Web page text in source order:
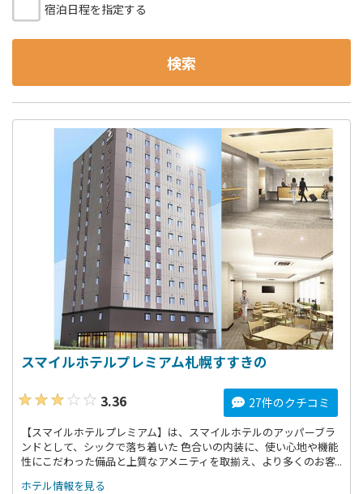
宿泊日程を指定する
検索
スマイルホテルプレミアム札幌すすきの
3.36
27件のクチコミ
【スマイルホテルプレミアム】は、スマイルホテルのアッパーブラ
ンドとして、シックで落ち着いた 色合いの内装に、使い心地や機能
性にこだわった備品と上質なアメニティを取揃え、より多くのお客
ホテル情報を見る